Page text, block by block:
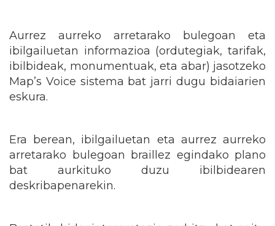
Aurrez aurreko arretarako bulegoan eta
ibilgailuetan informazioa (ordutegiak, tarifak,
ibilbideak, monumentuak, eta abar) jasotzeko
Map’s Voice sistema bat jarri dugu bidaiarien
eskura.
Era berean, ibilgailuetan eta aurrez aurreko
arretarako bulegoan braillez egindako plano
bat aurkituko duzu ibilbidearen
deskribapenarekin.